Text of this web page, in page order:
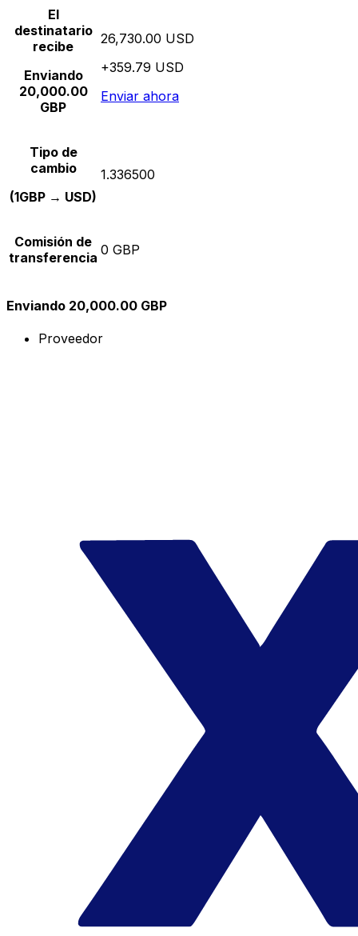
El
destinatario
recibe
Enviando
20,000.00
GBP
26,730.00 USD
+359.79 USD
Enviar ahora
Tipo de
cambio
(1GBP → USD)
1.336500
Comisión de
transferencia 0 GBP
Enviando 20,000.00 GBP
Proveedor